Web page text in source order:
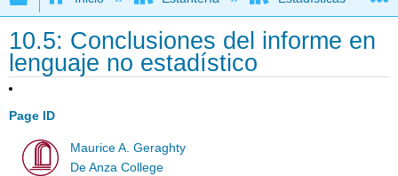
10.5: Conclusiones del informe en
lenguaje no estadístico
Page ID
Maurice A. Geraghty
De Anza College